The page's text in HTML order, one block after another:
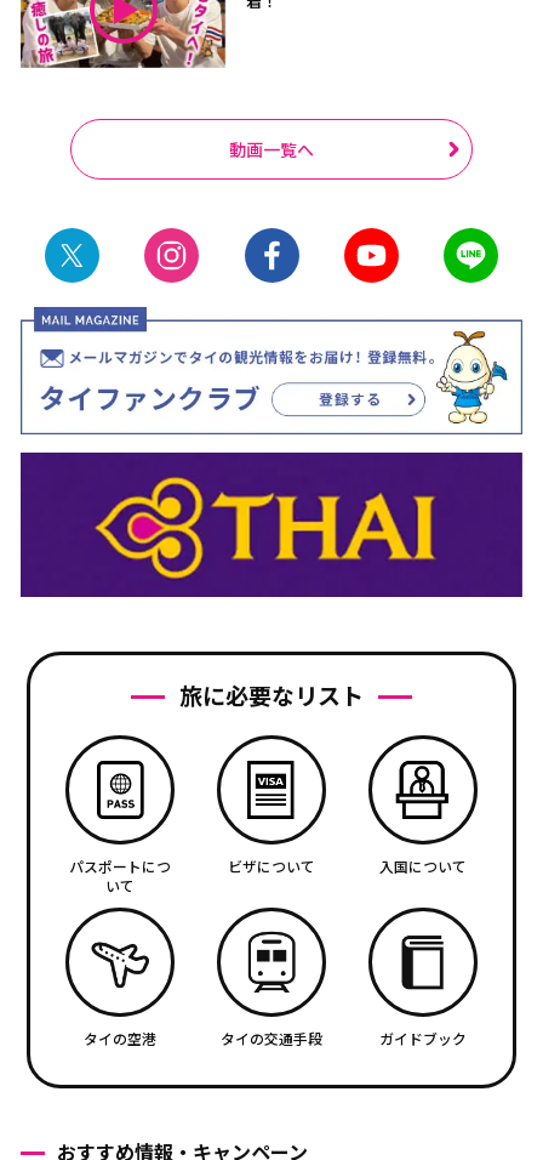
動画一覧へ
旅に必要なリスト
パスポートにつ
いて
ビザについて 入国について
タイの空港 タイの交通手段 ガイドブック
おすすめ情報・キャンペーン